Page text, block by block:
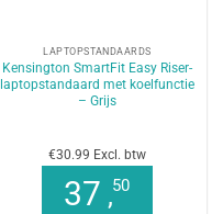
LAPTOPSTANDAARDS
Kensington SmartFit Easy Riser-
laptopstandaard met koelfunctie
– Grijs
€30.99 Excl. btw
37 ,50